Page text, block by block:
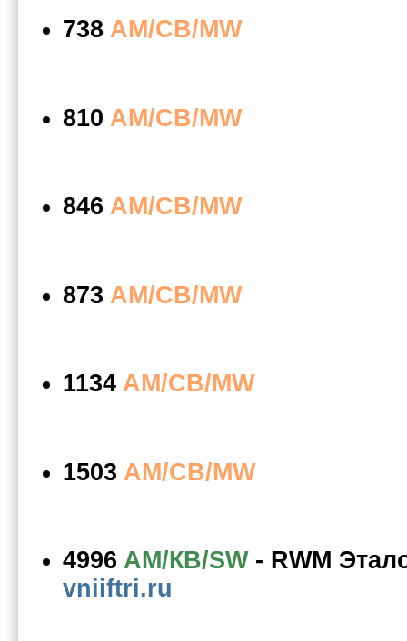
738 AM/СВ/MW
810 AM/СВ/MW
846 AM/СВ/MW
873 AM/СВ/MW
1134 AM/СВ/MW
1503 AM/СВ/MW
4996 AM/КВ/SW- RWM
vniiftri.ru